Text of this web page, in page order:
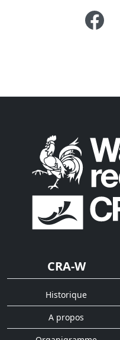
CRA-W
Historique
A propos